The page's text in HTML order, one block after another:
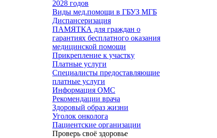
2028 годов
Виды мед.помощи в ГБУЗ МГБ
Диспансеризация
ПАМЯТКА для граждан о
гарантиях бесплатного оказания
медицинской помощи
Прикрепление к участку
Платные услуги
Специалисты предоставляющие
платные услуги
Информация ОМС
Рекомендации врача
Здоровый образ жизни
Уголок онколога
Пациентские организации
Проверь своё здоровье